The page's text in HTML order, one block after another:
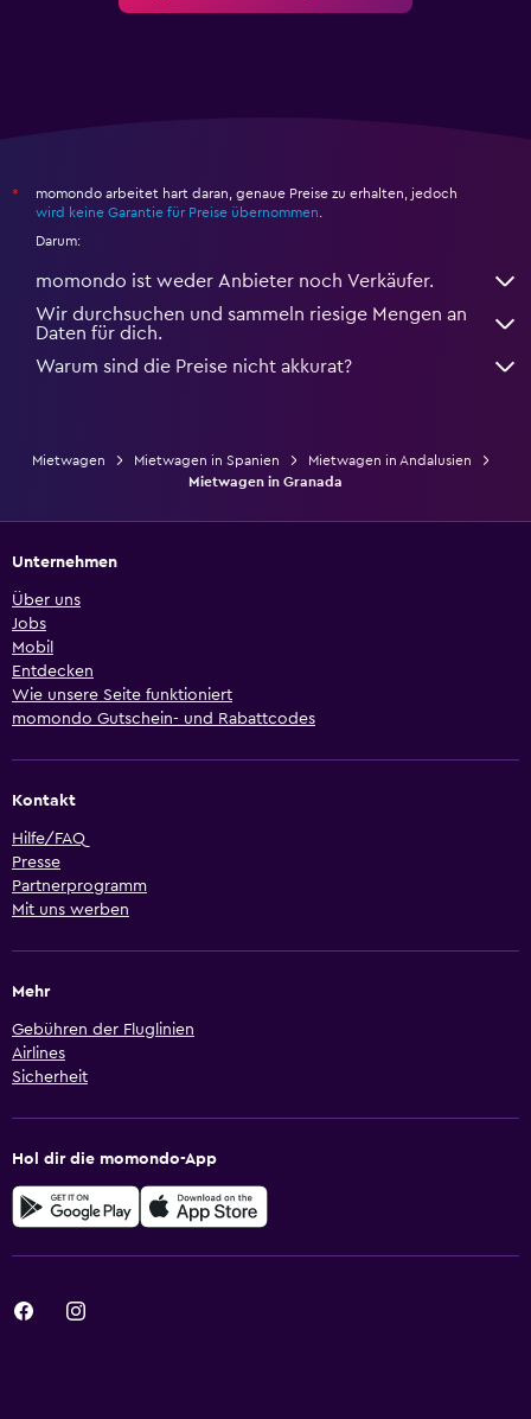
*
momondo arbeitet hart daran, genaue Preise zu erhalten, jedoch
wird keine Garantie für Preise übernommen
Darum:
momondo ist weder Anbieter noch Verkäufer.
Wir durchsuchen und sammeln riesige Mengen an
Daten für dich.
Warum sind die Preise nicht akkurat?
Mietwagen Mietwagen in Spanien
Mietwagen in Andalusien
Mietwagen in Granada
Unternehmen
Über uns
Jobs
Mobil
Entdecken
Wie unsere Seite funktioniert
momondo Gutschein- und Rabattcodes
Kontakt
Hilfe/FAQ
Presse
Partnerprogramm
Mit uns werben
Mehr
Gebühren der Fluglinien
Airlines
Sicherheit
Hol dir die momondo-App